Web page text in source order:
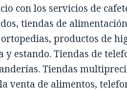
con los servicios de
tiendas de
productos de
estando. Tiendas de
Tiendas
venta de alimentos,